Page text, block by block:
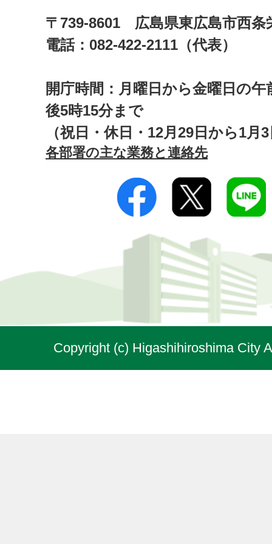
〒739-8601 広島県東広島市西
電話：082-422-2111（代表）
開庁時間：月曜日から金曜日の午
後5時15分まで
（祝日・休日・12月29日から1月
各部署の主な業務と連絡先
Copyright (c) Higashihiroshima City